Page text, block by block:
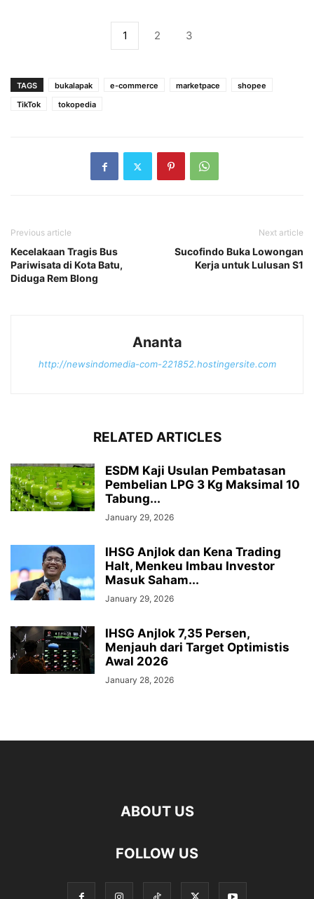
1 2 3
TAGS bukalapak e-commerce marketpace
shopee
TikTok
tokopedia
Previous article
Kecelakaan Tragis Bus
Pariwisata di Kota Batu,
Diduga Rem Blong
Next article
Sucofindo Buka Lowongan
Kerja untuk Lulusan S1
Ananta
http://newsindomedia-com-221852.hostingersite.com
RELATED ARTICLES
ESDM Kaji Usulan Pembatasan
Pembelian LPG 3 Kg Maksimal 10
Tabung...
January 29, 2026
IHSG Anjlok dan Kena Trading
Halt, Menkeu Imbau Investor
Masuk Saham...
January 29, 2026
IHSG Anjlok 7,35 Persen,
Menjauh dari Target Optimistis
Awal 2026
January 28, 2026
ABOUT US
FOLLOW US